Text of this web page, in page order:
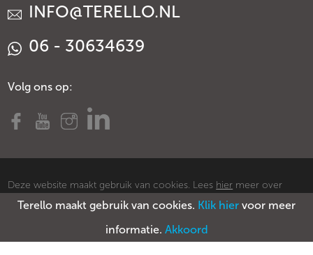
Terello maakt gebruik van cookies. Klik hier voor meer
informatie. Akkoord
INFO@TERELLO.NL
06 - 30634639
Volg ons op:
Deze website maakt gebruik van cookies. Lees hier meer over
cookies.
Voorwaarden Privacy policy